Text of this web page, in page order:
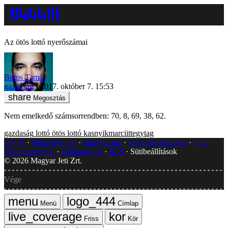
Az ötös lottó nyerőszámai
Botos Tamás
gazdaság
2017. október 7. 15:53
Megosztás
Nem emelkedő számsorrendben: 70, 8, 69, 38, 62.
gazdaság lottó ötös lottó kasnyikmarciittegytag
GYIK
Hibát jelentek Impresszum Javítások kezelése
Jogi
dokumentumok
Médiaajánlat RSS
Sütibeállítások
© 2026 Magyar Jeti Zrt.
Vége
Menü
Címlap
Friss
Kör